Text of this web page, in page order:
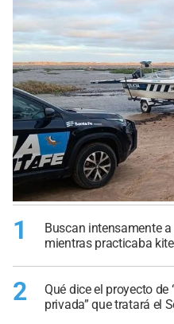
1
Buscan intensamente
mientras practicaba
2
Qué dice el proyecto
privada” que tratará el